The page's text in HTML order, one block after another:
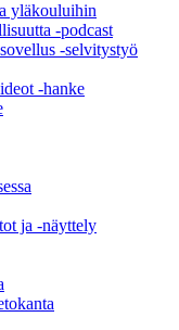
yläkouluihin
-podcast
-selvitystyö
-hanke
ja -näyttely